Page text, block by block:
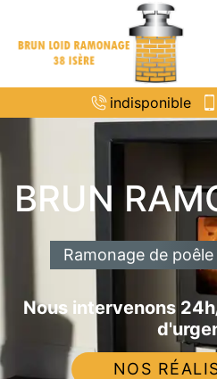
indisponible
BRUN
Ramonage de
Nous intervenons
NOS